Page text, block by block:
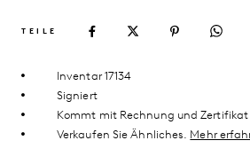
TEILE
Inventar 17134
Signiert
Kommt mit Rechnung und Zertifikat
Verkaufen Sie Ähnliches. Mehr